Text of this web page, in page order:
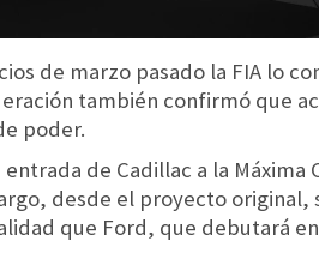
de marzo pasado la FIA lo
también confirmó que
poder.
de Cadillac a la Máxima
desde el proyecto original,
que Ford, que debutará